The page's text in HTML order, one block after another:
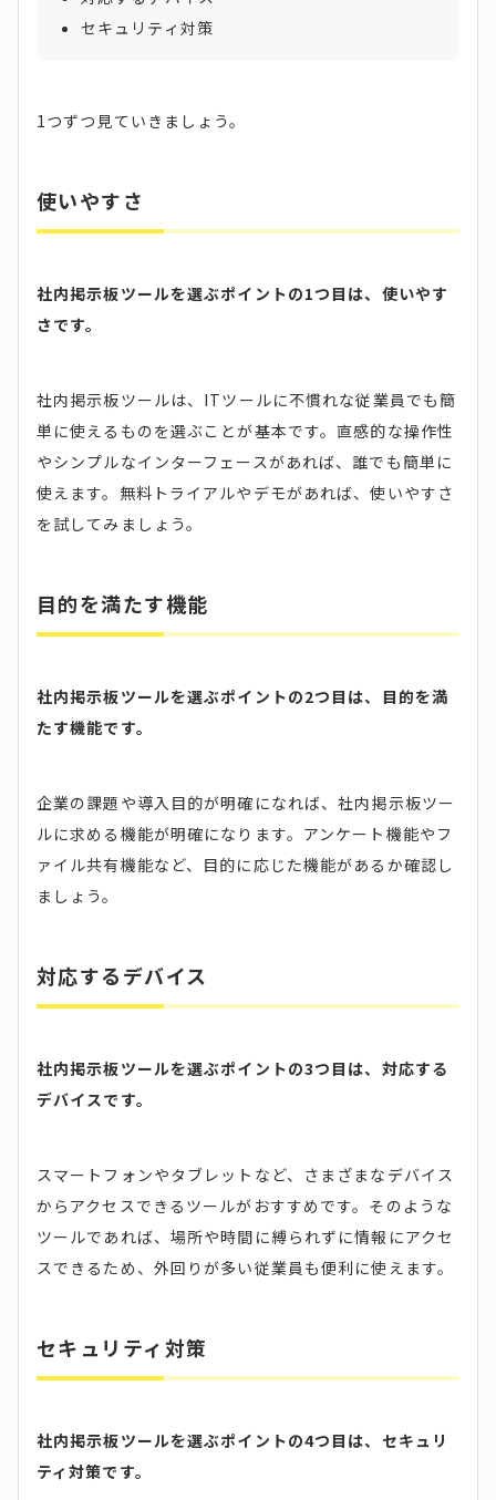
セキュリティ対策
1つずつ見ていきましょう。
使いやすさ
社内掲示板ツールを選ぶポイントの1つ目は、使いやす
さです。
社内掲示板ツールは、ITツールに不慣れな従業員でも簡
単に使えるものを選ぶことが基本です。直感的な操作性
やシンプルなインターフェースがあれば、誰でも簡単に
使えます。無料トライアルやデモがあれば、使いやすさ
を試してみましょう。
目的を満たす機能
社内掲示板ツールを選ぶポイントの2つ目は、目的を満
たす機能です。
企業の課題や導入目的が明確になれば、社内掲示板ツー
ルに求める機能が明確になります。アンケート機能やフ
ァイル共有機能など、目的に応じた機能があるか確認し
ましょう。
対応するデバイス
社内掲示板ツールを選ぶポイントの3つ目は、対応する
デバイスです。
スマートフォンやタブレットなど、さまざまなデバイス
からアクセスできるツールがおすすめです。そのような
ツールであれば、場所や時間に縛られずに情報にアクセ
スできるため、外回りが多い従業員も便利に使えます。
セキュリティ対策
社内掲示板ツールを選ぶポイントの4つ目は、セキュリ
ティ対策です。